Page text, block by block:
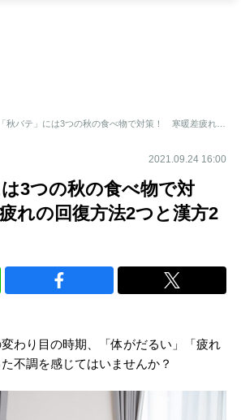
「秋バテ」には3つの秋の食べ物で対策！ 寒暖差疲れの回復方法2つと漢方2つ
2021.09.24 16:00
は3つの秋の食べ物で対
れの回復方法2つと漢方2
わり目の時期、「体がだるい」「疲れ
不調を感じてはいませんか？